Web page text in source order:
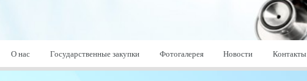
О нас Государственные закупки Фотогалерея Новости Контакты